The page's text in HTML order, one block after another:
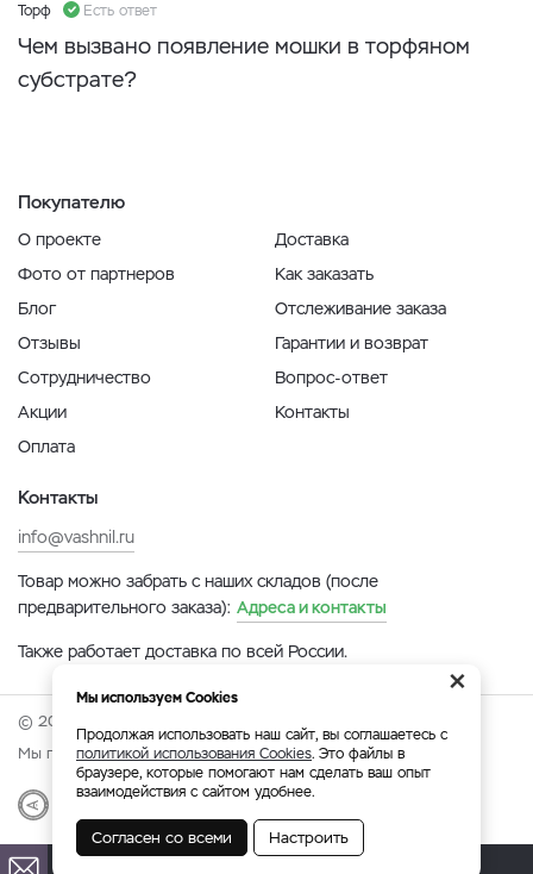
Торф Есть ответ
Чем вызвано появление мошки в торфяном
субстрате?
Покупателю
О проекте
Фото от партнеров
Блог
Отзывы
Сотрудничество
Акции
Оплата
Доставка
Как заказать
Отслеживание заказа
Гарантии и возврат
Вопрос-ответ
Контакты
Контакты
info@vashnil.ru
Товар можно забрать с наших складов (после
предварительного заказа): Адреса и контакты
Также работает доставка по всей России.
© 2026 Онлайн-ярмарка ВАСХНиЛ.
Мы принимаем:
Разработка Веб-аналитика
×
Мы используем Cookies
Продолжая использовать наш сайт, вы соглашаетесь с
политикой использования Cookies. Это файлы в
браузере, которые помогают нам сделать ваш опыт
взаимодействия с сайтом удобнее.
Согласен со всеми Настроить